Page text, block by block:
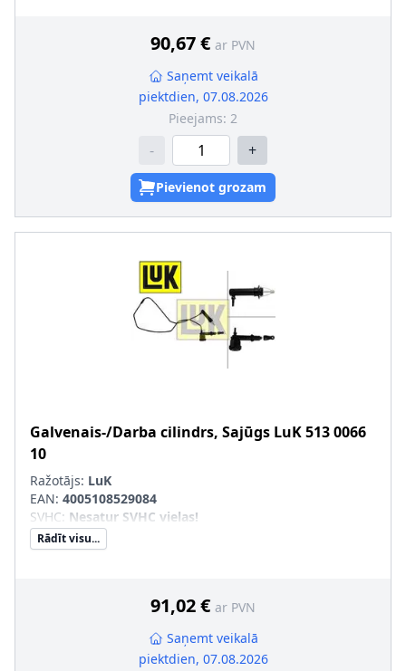
90,67 € ar PVN
Saņemt veikalā
piektdien, 07.08.2026
Pieejams: 2
- +
Pievienot grozam
Galvenais-/Darba cilindrs, Sajūgs LuK513 0066
10
Ražotājs: LuK
EAN: 4005108529084
SVHC: Nesatur SVHC vielas!
Rādīt visu...
91,02 € ar PVN
Saņemt veikalā
piektdien, 07.08.2026